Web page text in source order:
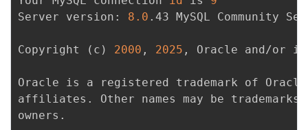
Server version: 8.0 .43 MySQL Community
Copyright ( c ) 2000 , 2025 , Oracle and/or
Oracle is a registered trademark of
affiliates. Other names may be
owners.